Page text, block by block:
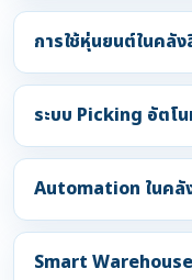
การใช้หุ่นยนต์ในคลั
ระบบ Picking อัตโ
Automation ในคลั
Smart Warehouse